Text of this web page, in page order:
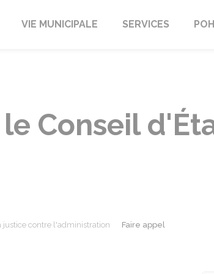
VIE MUNICIPALE SERVICES
Conseil
justice contre l'administration
Faire appel